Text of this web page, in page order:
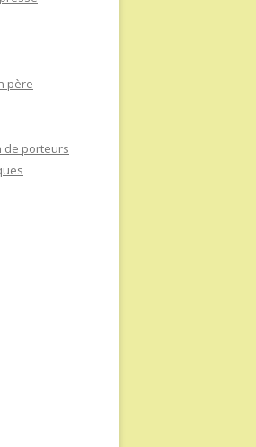
père
de porteurs